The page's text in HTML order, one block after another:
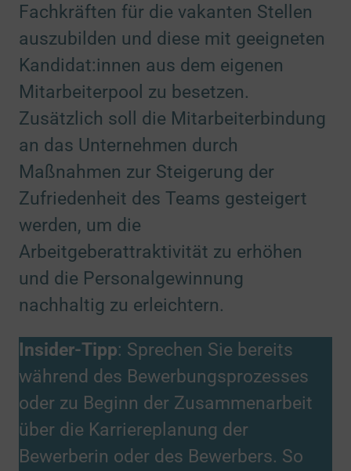
Fachkräften für die vakanten Stellen
auszubilden und diese mit geeigneten
Kandidat:innen aus dem eigenen
Mitarbeiterpool zu besetzen.
Zusätzlich soll die Mitarbeiterbindung
an das Unternehmen durch
Maßnahmen zur Steigerung der
Zufriedenheit des Teams gesteigert
werden, um die
Arbeitgeberattraktivität zu erhöhen
und die Personalgewinnung
nachhaltig zu erleichtern.
Insider-Tipp: Sprechen Sie bereits
während des Bewerbungsprozesses
oder zu Beginn der Zusammenarbeit
über die Karriereplanung der
Bewerberin oder des Bewerbers. So